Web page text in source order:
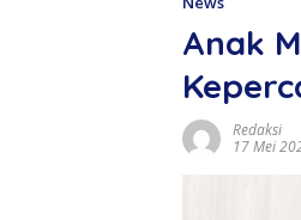
Anak
Redaksi
17 Mei